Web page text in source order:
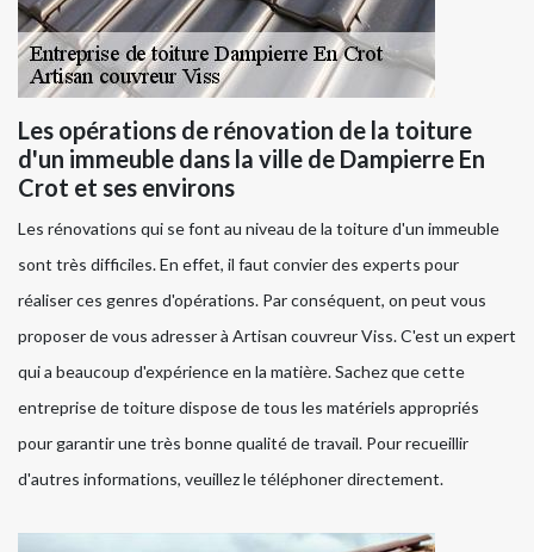
Les opérations de rénovation de la toiture
d'un immeuble dans la ville de Dampierre En
Crot et ses environs
Les rénovations qui se font au niveau de la toiture d'un immeuble
sont très difficiles. En effet, il faut convier des experts pour
réaliser ces genres d'opérations. Par conséquent, on peut vous
proposer de vous adresser à Artisan couvreur Viss. C'est un expert
qui a beaucoup d'expérience en la matière. Sachez que cette
entreprise de toiture dispose de tous les matériels appropriés
pour garantir une très bonne qualité de travail. Pour recueillir
d'autres informations, veuillez le téléphoner directement.